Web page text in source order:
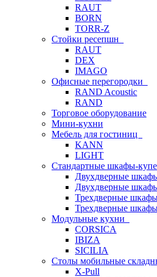
RAUT
BORN
TORR-Z
Стойки ресепшн
RAUT
DEX
IMAGO
Офисные перегородки
RAND Acoustic
RAND
Торговое оборудование
Мини-кухни
Мебель для гостиниц
KANN
LIGHT
Стандартные шкафы-купе
Двухдверные
Двухдверные
Трехдверные
Трехдверные
Модульные кухни
CORSICA
IBIZA
SICILIA
Столы мобильные
X-Pull